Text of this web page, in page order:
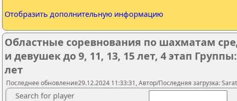
Отобразить дополнительную информацию
Областные соревнования по шахматам
и девушек до 9, 11, 13, 15 лет, 4 этап
лет
Последнее обновление29.12.2024 11:33:31, Автор/Последняя загрузка:
Search for player